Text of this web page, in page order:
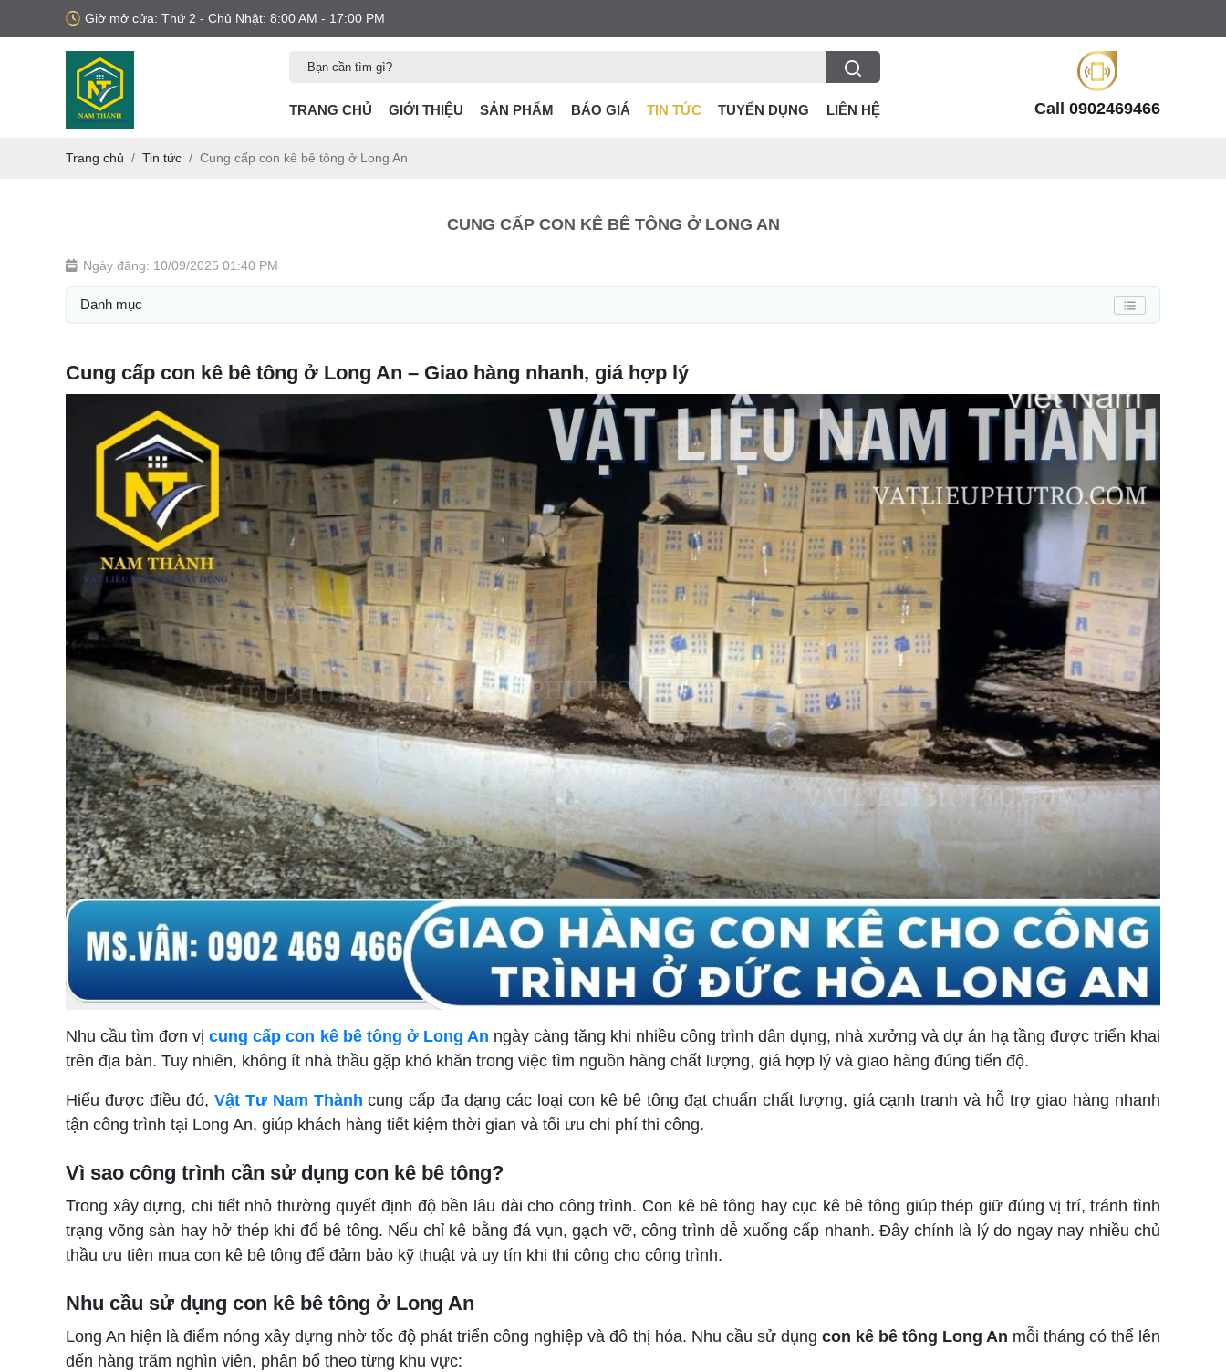
Giờ mở cửa: Thứ 2 - Chủ Nhật: 8:00 AM - 17:00 PM
TRANG CHỦ GIỚI THIỆU SẢN PHẨM BÁO GIÁ TIN TỨC TUYỂN DỤNG LIÊN HỆ Call 0902469466
Trang chủ Tin tức Cung cấp con kê bê tông ở Long An
CUNG CẤP CON KÊ BÊ TÔNG Ở LONG AN
Ngày đăng: 10/09/2025 01:40 PM
Danh mục
Cung cấp con kê bê tông ở Long An – Giao hàng nhanh, giá hợp lý
Nhu cầu tìm đơn vịcung cấp con kê bê tông ở Long An ngày càng tăng khi nhiều công trình dân dụng, nhà xưởng và dự án hạ tầng được triển khai
trên địa bàn. Tuy nhiên, không ít nhà thầu gặp khó khăn trong việc tìm nguồn hàng chất lượng, giá hợp lý và giao hàng đúng tiến độ.
Hiểu được điều đó, Vật Tư Nam Thành cung cấp đa dạng các loại con kê bê tông đạt chuẩn chất lượng, giá cạnh tranh và hỗ trợ giao hàng nhanh
tận công trình tại Long An, giúp khách hàng tiết kiệm thời gian và tối ưu chi phí thi công.
Vì sao công trình cần sử dụng con kê bê tông?
Trong xây dựng, chi tiết nhỏ thường quyết định độ bền lâu dài cho công trình. Con kê bê tông hay cục kê bê tông giúp thép giữ đúng vị trí, tránh tình
trạng võng sàn hay hở thép khi đổ bê tông. Nếu chỉ kê bằng đá vụn, gạch vỡ, công trình dễ xuống cấp nhanh. Đây chính là lý do ngay nay nhiều chủ
thầu ưu tiên mua con kê bê tông để đảm bảo kỹ thuật và uy tín khi thi công cho công trình.
Nhu cầu sử dụng con kê bê tông ở Long An
Long An hiện là điểm nóng xây dựng nhờ tốc độ phát triển công nghiệp và đô thị hóa. Nhu cầu sử dụng con kê bê tông Long An mỗi tháng có thể lên
đến hàng trăm nghìn viên, phân bổ theo từng khu vực: